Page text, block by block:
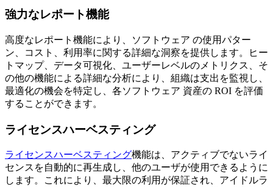
強力なレポート機能
高度なレポート機能により、ソフトウェア の使用パター
ン、コスト、利用率に関する詳細な洞察を提供します。ヒー
トマップ、データ可視化、ユーザーレベルのメトリクス、そ
の他の機能による詳細な分析により、組織は支出を監視し、
最適化の機会を特定し、各ソフトウェア 資産の ROI を評価
することができます。
ライセンスハーベスティング
ライセンスハーベスティング機能は、アクティブでないライ
センスを自動的に再生成し、他のユーザが使用できるように
します。これにより、最大限の利用が保証され、アイドルラ